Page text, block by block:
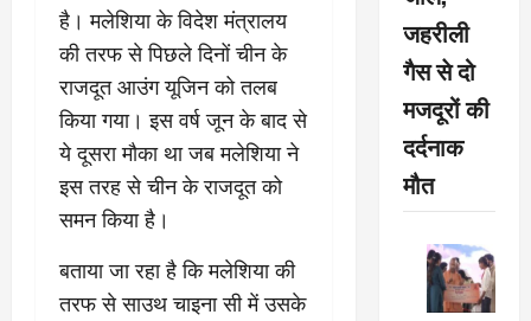
है। मलेशिया के विदेश मंत्रालय
की तरफ से पिछले दिनों चीन के
राजदूत आउंग यूजिन को तलब
किया गया। इस वर्ष जून के बाद से
ये दूसरा मौका था जब मलेशिया ने
इस तरह से चीन के राजदूत को
समन किया है।
बताया जा रहा है कि मलेशिया की
तरफ से साउथ चाइना सी में उसके
जहरीली
गैस से दो
मजदूरों की
दर्दनाक
मौत